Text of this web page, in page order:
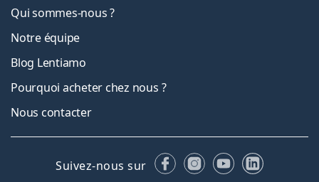
Qui sommes-nous ?
Notre équipe
Blog Lentiamo
Pourquoi acheter chez nous ?
Nous contacter
Suivez-nous sur FacebookInstagram
YouTubeLinkedIn